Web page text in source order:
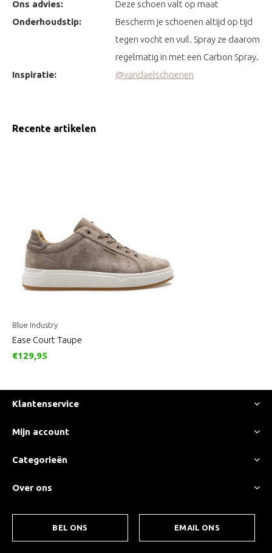
Ons advies:
Deze schoen valt op maat
Onderhoudstip:
Bescherm je schoenen altijd op tijd
tegen vocht en vuil. Spray ze daarom
regelmatig in met een Carbon Spray.
Inspiratie:
@vandaelschoenen
Recente artikelen
Blue Industry
Ease Court Taupe
€129,95
Klantenservice
Mijn account
Categorieën
Over ons
BEL ONS EMAIL ONS